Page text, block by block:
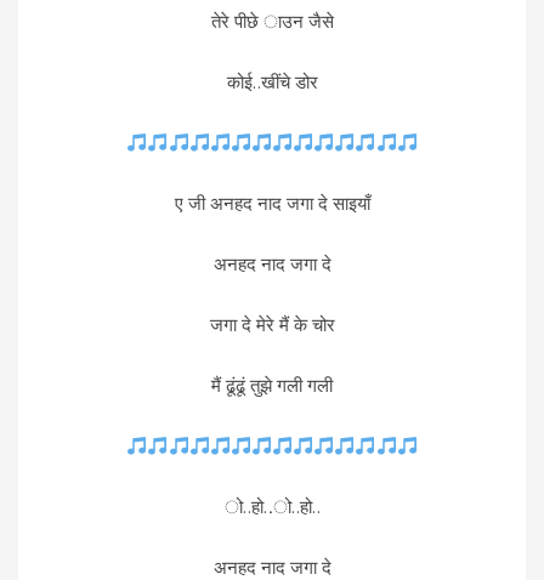
तेरे पीछे ाउन जैसे
कोई..खींचे डोर
ए जी अनहद नाद जगा दे साइयाँ
अनहद नाद जगा दे
जगा दे मेरे मैं के चोर
मैं ढूंढूं तुझे गली गली
ो..हो..ो..हो..
अनहद नाद जगा दे